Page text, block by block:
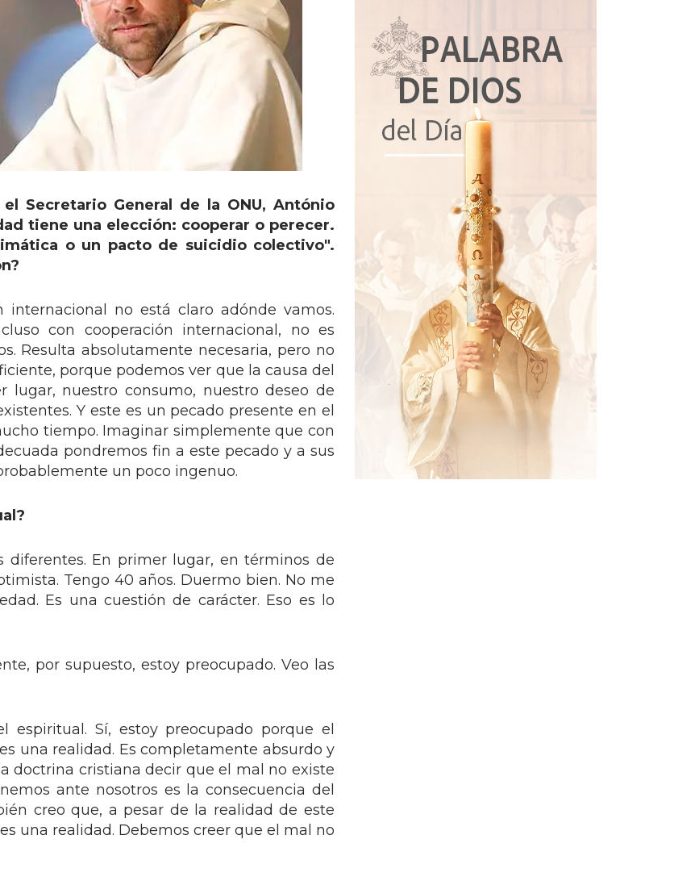
Secretario General de la ONU, António
tiene una elección: cooperar o perecer.
o un pacto de suicidio colectivo".
internacional no está claro adónde vamos.
con cooperación internacional, no es
Resulta absolutamente necesaria, pero no
porque podemos ver que la causa del
lugar, nuestro consumo, nuestro deseo de
Y este es un pecado presente en el
tiempo. Imaginar simplemente que con
pondremos fin a este pecado y a sus
un poco ingenuo.
diferentes. En primer lugar, en términos de
Tengo 40 años. Duermo bien. No me
Es una cuestión de carácter. Eso es lo
por supuesto, estoy preocupado. Veo las
espiritual. Sí, estoy preocupado porque el
una realidad. Es completamente absurdo y
doctrina cristiana decir que el mal no existe
ante nosotros es la consecuencia del
creo que, a pesar de la realidad de este
una realidad. Debemos creer que el mal no